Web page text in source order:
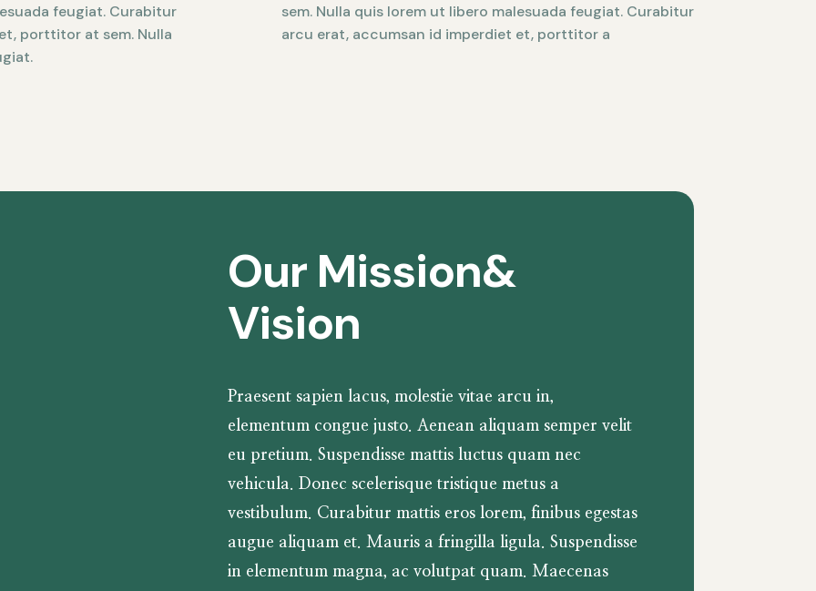
feugiat. Curabitur
porttitor at sem. Nulla
sem. Nulla quis lorem ut libero malesuada feugiat. Curabitur
arcu erat, accumsan id imperdiet et, porttitor a
Our Mission&
Vision
Praesent sapien lacus, molestie vitae arcu in,
elementum congue justo. Aenean aliquam semper velit
eu pretium. Suspendisse mattis luctus quam nec
vehicula. Donec scelerisque tristique metus a
vestibulum. Curabitur mattis eros lorem, finibus egestas
augue aliquam et. Mauris a fringilla ligula. Suspendisse
in elementum magna, ac volutpat quam. Maecenas